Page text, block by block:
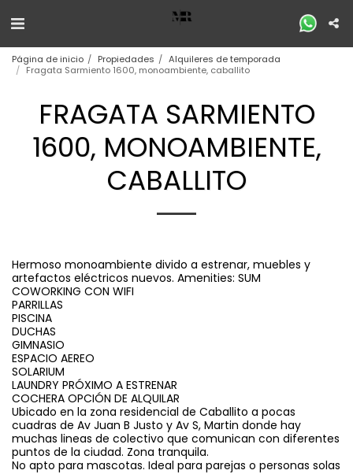
Página de inicio Propiedades
Alquileres de temporada
Fragata Sarmiento 1600, monoambiente, caballito
FRAGATA SARMIENTO
1600, MONOAMBIENTE,
CABALLITO
Hermoso monoambiente divido a estrenar, muebles y
artefactos eléctricos nuevos. Amenities: SUM
COWORKING CON WIFI
PARRILLAS
PISCINA
DUCHAS
GIMNASIO
ESPACIO AEREO
SOLARIUM
LAUNDRY PRÓXIMO A ESTRENAR
COCHERA OPCIÓN DE ALQUILAR
Ubicado en la zona residencial de Caballito a pocas
cuadras de Av Juan B Justo y Av S, Martin donde hay
muchas lineas de colectivo que comunican con diferentes
puntos de la ciudad. Zona tranquila.
No apto para mascotas. Ideal para parejas o personas solas